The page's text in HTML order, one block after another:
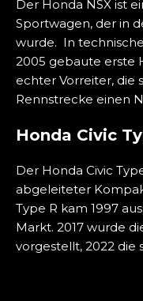
Der Honda NSX ist
Sportwagen, der in
wurde. In
2005 gebaute erste
echter Vorreiter, die
Rennstrecke einen
Honda Civic
Der Honda Civic
abgeleiteter
Type R kam 1997
Markt. 2017 wurde
vorgestellt, 2022 die